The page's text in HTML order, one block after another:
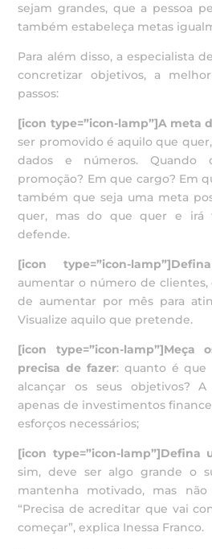
sejam grandes, que a pessoa
também estabeleça metas
Para além disso, a especialista
concretizar objetivos, a
passos:
[icon type=”icon-lamp”]A meta
ser promovido é aquilo que
dados e números. Quando
promoção? Em que cargo? Em
também que seja uma meta
quer, mas do que quer e irá
defende.
[icon type=”icon-
aumentar o número de clientes,
de aumentar por mês para
Visualize aquilo que pretende.
[icon type=”icon-lamp”]Meça
precisa de fazer: quanto é que
alcançar os seus objetivos?
apenas de investimentos
esforços necessários;
[icon type=”icon-lamp”]Defina
sim, deve ser algo grande o
mantenha motivado, mas
“Precisa de acreditar que vai
começar”, explica Inessa Franco.